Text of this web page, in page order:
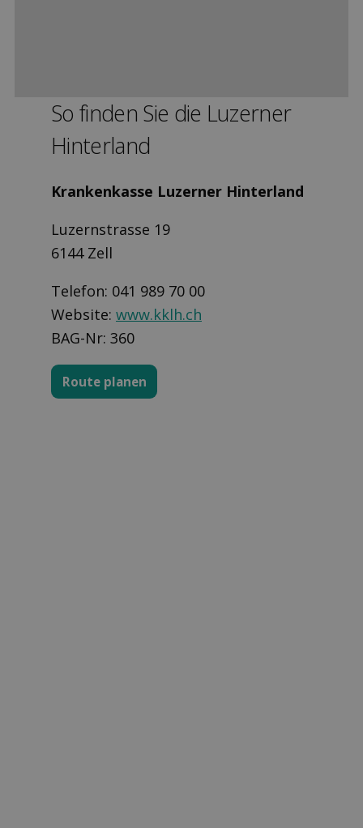
So finden Sie die Luzerner
Hinterland
Krankenkasse Luzerner Hinterland
Luzernstrasse 19
6144 Zell
Telefon: 041 989 70 00
Website: www.kklh.ch
BAG-Nr: 360
Route planen